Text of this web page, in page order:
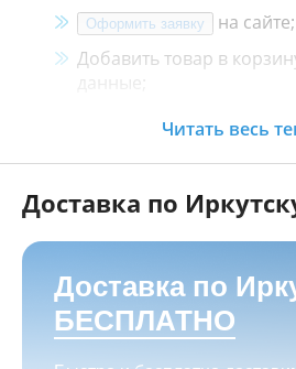
Оформить заявку
на сайте;
Добавить товар в
данные;
Менеджер свяжется с
Как оплатить:
Наличными,
картой и картой ХАЛВА в
магазина по адресуг.
24а, Мотосалон БАРС
Переводом на
Читать весь
Доставка по
Доставка по
БЕСПЛАТНО